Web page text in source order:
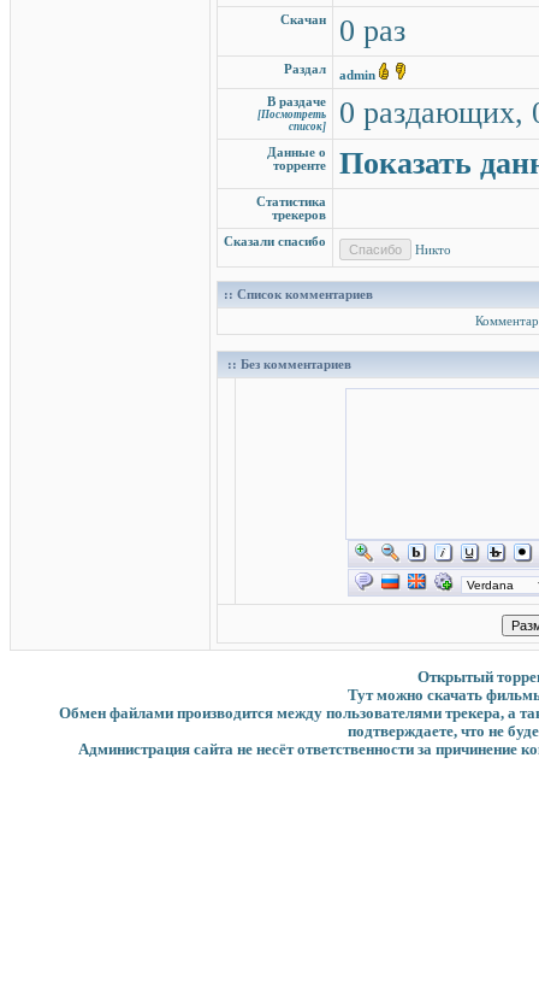
Скачан 0 раз
Раздал
admin
В раздаче
[Посмотреть
список]
0 раздающих,
Данные о
торренте
Показать
Статистика
трекеров
Сказали спасибо
Никто
:: Список комментариев
:: Без комментариев
Открытый
Тут можно скачать
Обмен файлами производится между пользователями трекера, а
подтверждаете, что не
Администрация сайта не несёт ответственности за причинение